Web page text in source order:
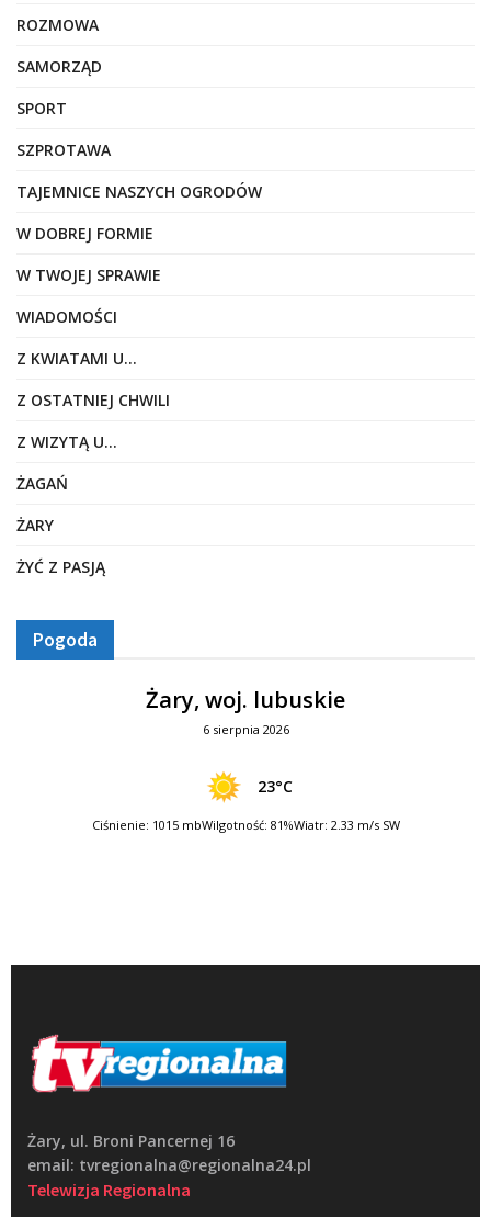
ROZMOWA
SAMORZĄD
SPORT
SZPROTAWA
TAJEMNICE NASZYCH OGRODÓW
W DOBREJ FORMIE
W TWOJEJ SPRAWIE
WIADOMOŚCI
Z KWIATAMI U…
Z OSTATNIEJ CHWILI
Z WIZYTĄ U…
ŻAGAŃ
ŻARY
ŻYĆ Z PASJĄ
Pogoda
Żary, woj. lubuskie
6 sierpnia 2026
23°C
Ciśnienie: 1015 mbWilgotność: 81%Wiatr: 2.33 m/s SW
Żary, ul. Broni Pancernej 16
email: tvregionalna@regionalna24.pl
Telewizja Regionalna